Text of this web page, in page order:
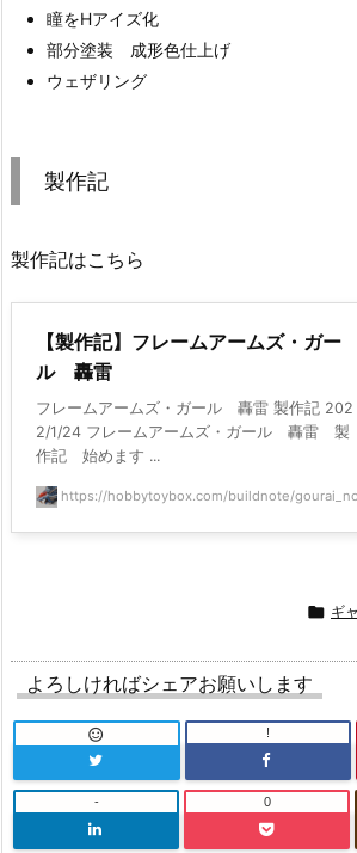
瞳をHアイズ化
部分塗装 成形色仕上げ
ウェザリング
製作記
製作記はこちら
【製作記】フレームアームズ・ガー
ル 轟雷
フレームアームズ・ガール 轟雷 製作記 202
2/1/24 フレームアームズ・ガール 轟雷 製
作記 始めます ...
https://hobbytoybox.com/buildnote/
 ギ
よろしければシェアお願いします
 !
- 0